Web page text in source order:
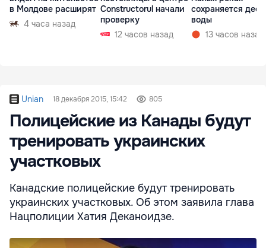
в Молдове расширят
4 часа назад
Constructorul начали
проверку
12 часов назад
сохраняется
воды
13 часов назад
Unian 18 декабря 2015, 15:42 805
Полицейские из Канады будут
тренировать украинских
участковых
Канадские полицейские будут тренировать
украинских участковых. Об этом заявила глава
Нацполиции Хатия Деканоидзе.